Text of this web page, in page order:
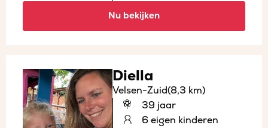
Nu bekijken
Diella
Velsen-Zuid(8,3 km)
39 jaar
6 eigen kinderen